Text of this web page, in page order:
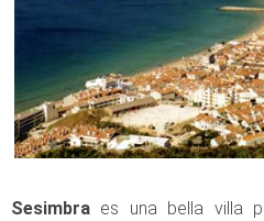
Sesimbra es una bella villa